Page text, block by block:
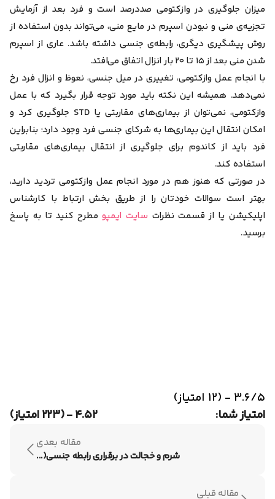
میزان جلوگیری در وازکتومی صددرصد است و فرد بعد از آزمایش
تجزیه‌ی منی و نبودن اسپرم در مایع منی، می‌تواند بدون استفاده از
روش پیشگیری دیگری، رابطه‌ی جنسی داشته باشد. عاری از اسپرم
شدن منی بعد از ۱۵ تا ۲۰ بار انزال اتفاق می‌افتد.
با انجام عمل وازکتومی، تغییری در میل جنسی، نعوظ و انزال فرد رخ
نمی‌دهد. همیشه این نکته باید مورد توجه قرار بگیرد که با عمل
وازکتومی، نمی‌توان از بیماری‌های مقاربتی یا STD جلوگیری کرد و
امکان انتقال این بیماری‌ها به شرکای جنسی فرد وجود دارد؛ بنابراین
فرد باید از کاندوم برای جلوگیری از انتقال بیماری‌های مقاربتی
استفاده کند.
در صورتی که هنوز هم در مورد انجام عمل وازکتومی تردید دارید،
بهتر است سوالات خودتان را از طریق بخش ارتباط با کارشناس
اپلیکیشن یا از قسمت نظرات سایت ایمپومطرح کنید تا به پاسخ
برسید.
۳.۶/۵ - (۱۲ امتیاز)
امتیاز شما: ۴.۵۲ - (۲۲۳ امتیاز)
مقاله قبلی
مقاله بعدی
شرم و خجالت در برقراری رابطه جنسی(...